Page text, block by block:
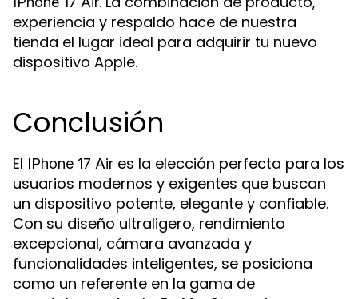
experiencia y respaldo hace de nuestra
tienda el lugar ideal para adquirir tu nuevo
dispositivo Apple.
Conclusión
El IPhone 17 Air es la elección perfecta para los
usuarios modernos y exigentes que buscan
un dispositivo potente, elegante y confiable.
Con su diseño ultraligero, rendimiento
excepcional, cámara avanzada y
funcionalidades inteligentes, se posiciona
como un referente en la gama de